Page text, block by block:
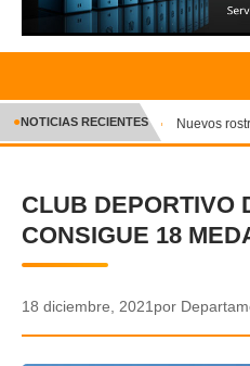
INICIO
CRÓNICA
DEPORTES
POLICIAL
●NOTICIAS RECIENTES Nuevos
CLUB DEPORTIVO
CONSIGUE 18
18 diciembre, 2021por